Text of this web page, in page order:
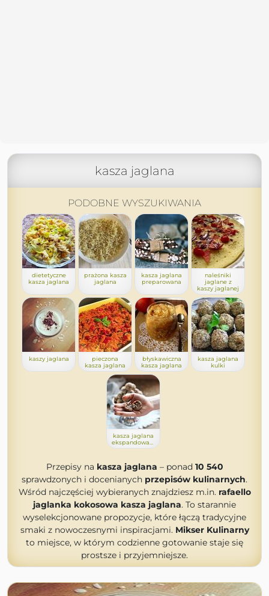
kasza jaglana
PODOBNE WYSZUKIWANIA
dietetyczne
kasza jaglana
prażona kasza
jaglana
kasza jaglana
preparowana
naleśniki
jaglane z
kaszy jaglanej
kaszy jaglana
pieczona
kasza jaglana
błyskawiczna
kasza jaglana
kasza jaglana
kulki
kasza jaglana
Przepisy na kasza jaglana – ponad 10 540
sprawdzonych i docenianych przepisów kulinarnych.
Wśród najczęściej wybieranych znajdziesz m.in. rafaello
jaglanka kokosowa kasza jaglana. To starannie
wyselekcjonowane propozycje, które łączą tradycyjne
smaki z nowoczesnymi inspiracjami. Mikser Kulinarny
to miejsce, w którym codzienne gotowanie staje się
prostsze i przyjemniejsze.